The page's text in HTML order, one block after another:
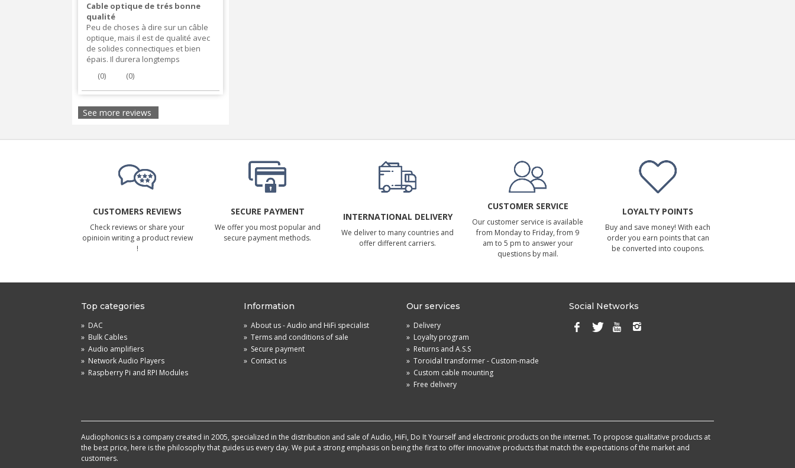
Cable optique de trés bonne
qualité
Peu de choses à dire sur un câble
optique, mais il est de qualité avec
de solides connectiques et bien
épais. Il durera longtemps
(0) (0)
See more reviews
CUSTOMERS REVIEWS
Check reviews or share your
opinioin writing a product review
!
SECURE PAYMENT
We offer you most popular and
secure payment methods.
INTERNATIONAL DELIVERY
We deliver to many countries and
offer different carriers.
CUSTOMER SERVICE
Our customer service is available
from Monday to Friday, from 9
am to 5 pm to answer your
questions by mail.
LOYALTY POINTS
Buy and save money! With each
order you earn points that can
be converted into coupons.
Top categories
» DAC
» Bulk Cables
» Audio amplifiers
» Network Audio Players
» Raspberry Pi and RPI Modules
Information
» About us - Audio and HiFi specialist
» Terms and conditions of sale
» Secure payment
» Contact us
Our services
» Delivery
» Loyalty program
» Returns and A.S.S
» Toroidal transformer - Custom-made
» Custom cable mounting
» Free delivery
Social Networks
Audiophonics is a company created in 2005, specialized in the distribution and sale of Audio, HiFi, Do It Yourself and electronic products on the internet. To propose qualitative products at
the best price, here is the philosophy that guides us every day. We put a strong emphasis on being the first to offer innovative products that match the expectations of the market and
customers.